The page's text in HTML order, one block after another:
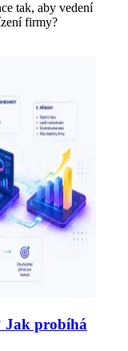
tak, aby vedení
firmy?
Jak probíhá